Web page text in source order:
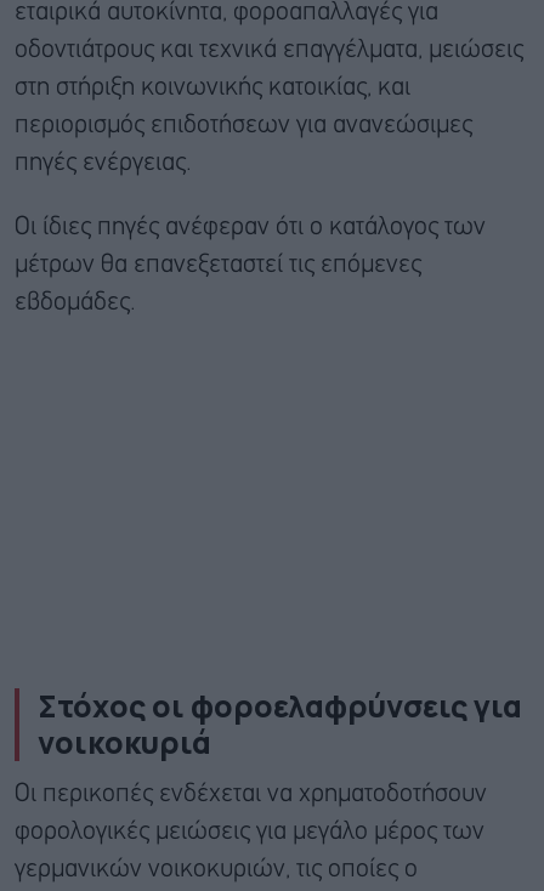
εταιρικά αυτοκίνητα, φοροαπαλλαγές για
οδοντιάτρους και τεχνικά επαγγέλματα, μειώσεις
στη στήριξη κοινωνικής κατοικίας, και
περιορισμός επιδοτήσεων για ανανεώσιμες
πηγές ενέργειας.
Οι ίδιες πηγές ανέφεραν ότι ο κατάλογος των
μέτρων θα επανεξεταστεί τις επόμενες
εβδομάδες.
Στόχος οι φοροελαφρύνσεις για
νοικοκυριά
Οι περικοπές ενδέχεται να χρηματοδοτήσουν
φορολογικές μειώσεις για μεγάλο μέρος των
γερμανικών νοικοκυριών, τις οποίες ο